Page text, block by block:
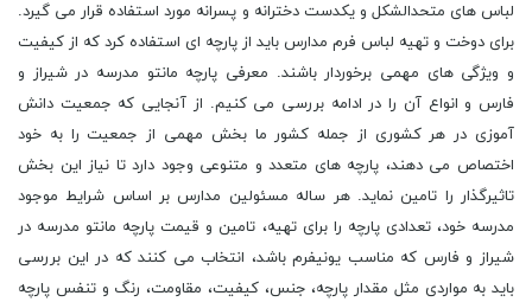
لباس های متحدالشکل و یکدست دخترانه و پسرانه مورد استفاده قرار می گیرد.
برای دوخت و تهیه لباس فرم مدارس باید از پارچه ای استفاده کرد که از کیفیت
و ویژگی های مهمی برخوردار باشند. معرفی پارچه مانتو مدرسه در شیراز و
فارس و انواع آن را در ادامه بررسی می کنیم. از آنجایی که جمعیت دانش
آموزی در هر کشوری از جمله کشور ما بخش مهمی از جمعیت را به خود
اختصاص می دهند، پارچه های متعدد و متنوعی وجود دارد تا نیاز این بخش
تاثیرگذار را تامین نماید. هر ساله مسئولین مدارس بر اساس شرایط موجود
مدرسه خود، تعدادی پارچه را برای تهیه، تامین و قیمت پارچه مانتو مدرسه در
شیراز و فارس که مناسب یونیفرم باشد، انتخاب می کنند که در این بررسی
باید به مواردی مثل مقدار پارچه، جنس، کیفیت، مقاومت، رنگ و تنفس پارچه